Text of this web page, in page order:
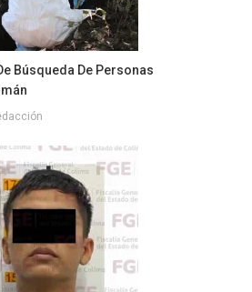
Búsqueda De Personas